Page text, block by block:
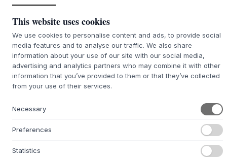
livraison d'environ 9 à 21
DESCRIPTION +
La planche à découper Lyon de
silhouette unique. La surface présente la structure vivante
l'authenticité du matériau. Conçue par
, avec des
This website uses cookies
We use cookies to personalise content and ads, to provide social
media features and to analyse our traffic. We also share
information about your use of our site with our social media,
advertising and analytics partners who may combine it with other
information that you’ve provided to them or that they’ve collected
from your use of their services.
Necessary
Preferences
Statistics